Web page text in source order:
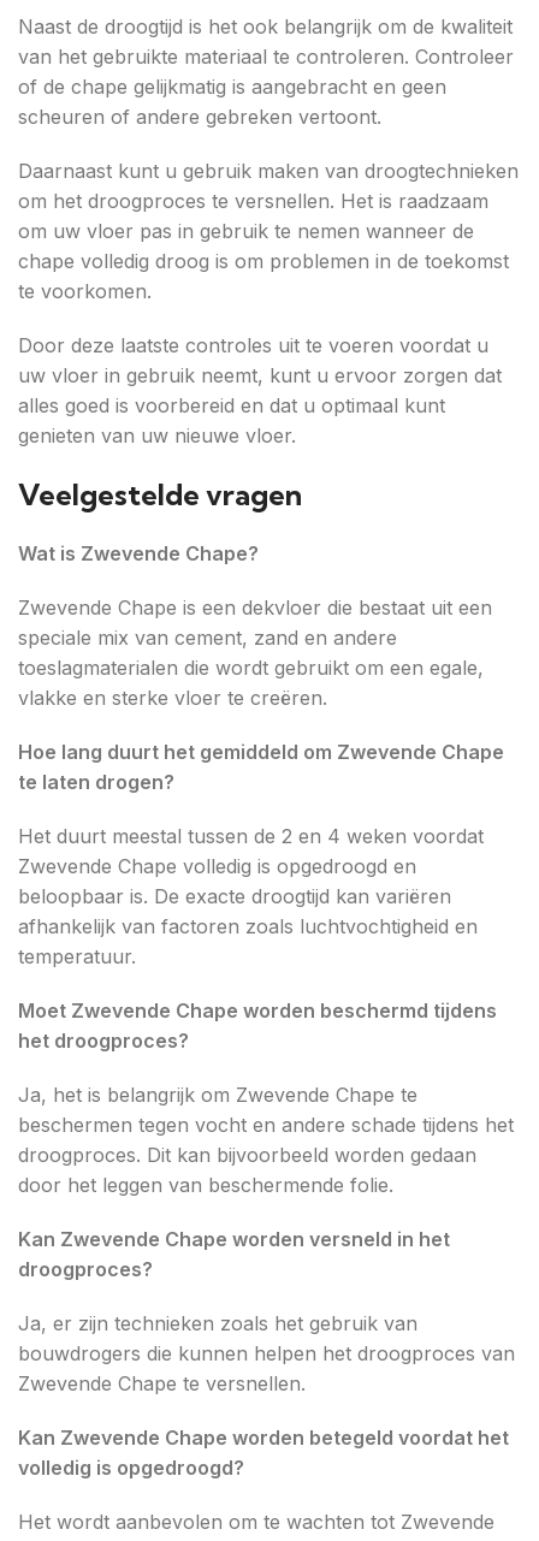
Naast de droogtijd is het ook belangrijk om de kwaliteit
van het gebruikte materiaal te controleren. Controleer
of de chape gelijkmatig is aangebracht en geen
scheuren of andere gebreken vertoont.
Daarnaast kunt u gebruik maken van droogtechnieken
om het droogproces te versnellen. Het is raadzaam
om uw vloer pas in gebruik te nemen wanneer de
chape volledig droog is om problemen in de toekomst
te voorkomen.
Door deze laatste controles uit te voeren voordat u
uw vloer in gebruik neemt, kunt u ervoor zorgen dat
alles goed is voorbereid en dat u optimaal kunt
genieten van uw nieuwe vloer.
Veelgestelde vragen
Wat is Zwevende Chape?
Zwevende Chape is een dekvloer die bestaat uit een
speciale mix van cement, zand en andere
toeslagmaterialen die wordt gebruikt om een egale,
vlakke en sterke vloer te creëren.
Hoe lang duurt het gemiddeld om Zwevende Chape
te laten drogen?
Het duurt meestal tussen de 2 en 4 weken voordat
Zwevende Chape volledig is opgedroogd en
beloopbaar is. De exacte droogtijd kan variëren
afhankelijk van factoren zoals luchtvochtigheid en
temperatuur.
Moet Zwevende Chape worden beschermd tijdens
het droogproces?
Ja, het is belangrijk om Zwevende Chape te
beschermen tegen vocht en andere schade tijdens het
droogproces. Dit kan bijvoorbeeld worden gedaan
door het leggen van beschermende folie.
Kan Zwevende Chape worden versneld in het
droogproces?
Ja, er zijn technieken zoals het gebruik van
bouwdrogers die kunnen helpen het droogproces van
Zwevende Chape te versnellen.
Kan Zwevende Chape worden betegeld voordat het
volledig is opgedroogd?
Het wordt aanbevolen om te wachten tot Zwevende